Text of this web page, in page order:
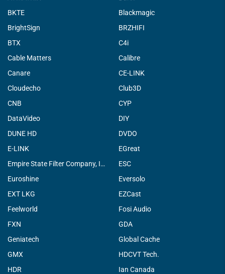
BKTE
Blackmagic
BrightSign
BRZHIFI
BTX
C4i
Cable Matters
Calibre
Canare
CE-LINK
Cloudecho
Club3D
CNB
CYP
DataVideo
DIY
DUNE HD
DVDO
E-LINK
EGreat
Empire State Filter Company, INC.
ESC
Euroshine
Eversolo
EXT LKG
EZCast
Feelworld
Fosi Audio
FXN
GDA
Geniatech
Global Cache
GMX
HDCVT Tech.
HDR
Ian Canada